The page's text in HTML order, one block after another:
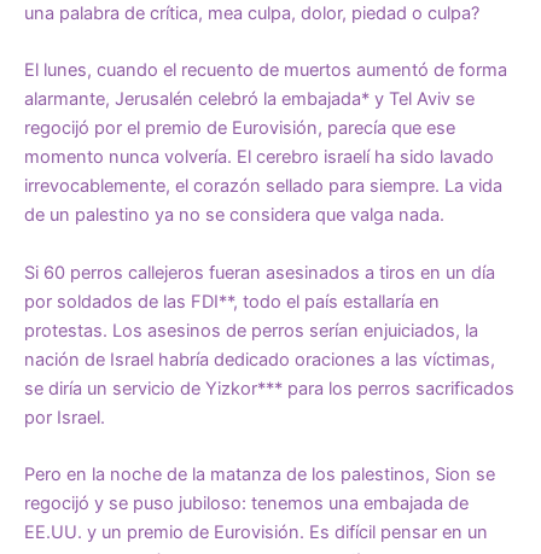
una palabra de crítica, mea culpa, dolor, piedad o culpa?
El lunes, cuando el recuento de muertos aumentó de forma
alarmante, Jerusalén celebró la embajada* y Tel Aviv se
regocijó por el premio de Eurovisión, parecía que ese
momento nunca volvería. El cerebro israelí ha sido lavado
irrevocablemente, el corazón sellado para siempre. La vida
de un palestino ya no se considera que valga nada.
Si 60 perros callejeros fueran asesinados a tiros en un día
por soldados de las FDI**, todo el país estallaría en
protestas. Los asesinos de perros serían enjuiciados, la
nación de Israel habría dedicado oraciones a las víctimas,
se diría un servicio de Yizkor*** para los perros sacrificados
por Israel.
Pero en la noche de la matanza de los palestinos, Sion se
regocijó y se puso jubiloso: tenemos una embajada de
EE.UU. y un premio de Eurovisión. Es difícil pensar en un